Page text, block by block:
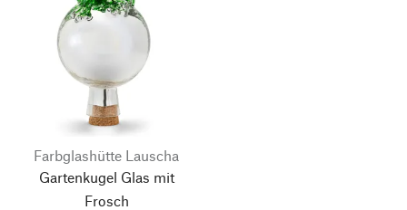
Farbglashütte Lauscha
Gartenkugel Glas mit
Frosch